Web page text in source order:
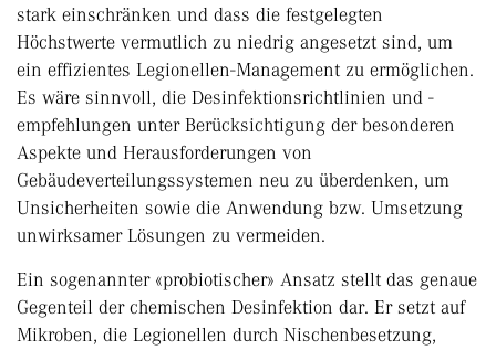
stark einschränken und dass die festgelegten
Höchstwerte vermutlich zu niedrig angesetzt sind, um
ein effizientes Legionellen-Management zu ermöglichen.
Es wäre sinnvoll, die Desinfektionsrichtlinien und -
empfehlungen unter Berücksichtigung der besonderen
Aspekte und Herausforderungen von
Gebäudeverteilungssystemen neu zu überdenken, um
Unsicherheiten sowie die Anwendung bzw. Umsetzung
unwirksamer Lösungen zu vermeiden.
Ein sogenannter «probiotischer» Ansatz stellt das genaue
Gegenteil der chemischen Desinfektion dar. Er setzt auf
Mikroben, die Legionellen durch Nischenbesetzung,